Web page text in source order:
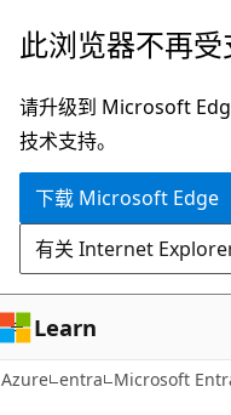
跳
主
要
内
此浏览器不再受
请升级到 Microsoft
技术支持。
下载 Microsoft Edge
有关 Internet
Learn
Azure entra Microsoft